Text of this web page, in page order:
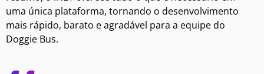
uma única plataforma, tornando o desenvolvimento
mais rápido, barato e agradável para a equipe do
Doggie Bus.